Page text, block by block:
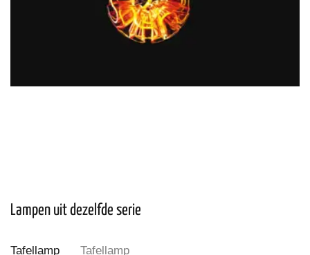
Lampen uit dezelfde serie
Tafellamp Tafellamp